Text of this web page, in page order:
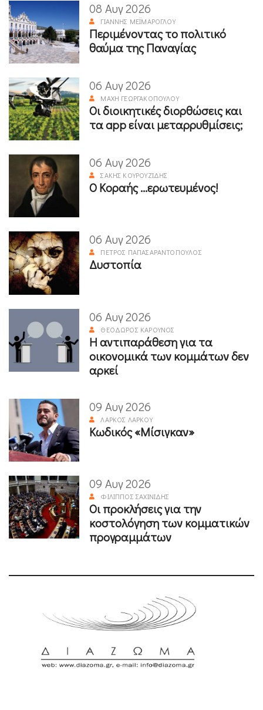
08 Αυγ 2026
ΓΙΆΝΝΗΣ ΜΕΪΜΆΡΟΓΛΟΥ
Περιμένοντας το πολιτικό
θαύμα της Παναγίας
06 Αυγ 2026
ΜΆΧΗ ΓΕΩΡΓΑΚΟΠΟΎΛΟΥ
Οι διοικητικές διορθώσεις και
τα app είναι μεταρρυθμίσεις;
06 Αυγ 2026
ΣΆΚΗΣ ΚΟΥΡΟΥΖΊΔΗΣ
Ο Κοραής ...ερωτευμένος!
06 Αυγ 2026
ΠΈΤΡΟΣ ΠΑΠΑΣΑΡΑΝΤΌΠΟΥΛΟΣ
Δυστοπία
06 Αυγ 2026
ΘΕΌΔΩΡΟΣ ΚΑΡΟΎΝΟΣ
Η αντιπαράθεση για τα
οικονομικά των κομμάτων δεν
αρκεί
09 Αυγ 2026
ΛΆΡΚΟΣ ΛΆΡΚΟΥ
Κωδικός «Μίσιγκαν»
09 Αυγ 2026
ΦΊΛΙΠΠΟΣ ΣΑΧΙΝΊΔΗΣ
Οι προκλήσεις για την
κοστολόγηση των κομματικών
προγραμμάτων